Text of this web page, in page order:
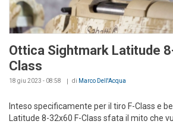
Ottica Sightmark Latitude
Class
18 giu 2023 - 08:58 di Marco Dell'Acqua
Inteso specificamente per il tiro F-Class e
Latitude 8-32x60 F-Class sfata il mito che